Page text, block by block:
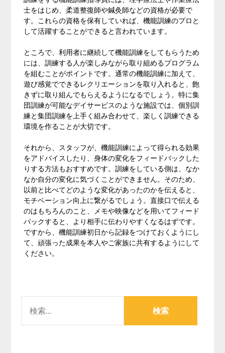
士をはじめ、柔道整復師や鍼灸師などの資格が必要で
す。これらの資格を保有していれば、機能訓練のプロと
して活躍することができると言われています。
ところで、利用者に継続して機能訓練をしてもらうため
には、訓練する人が楽しみながら取り組めるプログラム
を組むことがポイントです。通常の機能訓練に加えて、
遊び感覚でできるレクリエーションを取り入れると、飽
きずに取り組んでもらえるようになるでしょう。特に集
団訓練が可能なデイサービスのような施設では、個別訓
練と集団訓練を上手く組み合わせて、楽しく訓練できる
環境を作ることが大切です。
それから、スタッフが、機能訓練によって得られる効果
をアドバイスしたり、身体の変化をフィードバックした
りする方法もおすすめです。訓練をしている側は、なか
なか自分の変化に気づくことができません。そのため、
以前と比べてどのような変化があったのかを伝えると、
モチベーション向上に繋がるでしょう。直接口で伝える
のはもちろんのこと、メモや映像などを用いてフィード
バックすると、より相手に伝わりやすくなるはずです。
ですから、機能訓練初日から記録をつけておくようにし
て、頑張った成果を本人やご家族に共有するようにして
ください。
索: